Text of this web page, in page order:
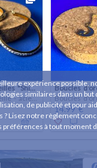
Boucles d'oreilles "Shine"
Boucles d'oreille - acier inoxydable
14.99 €
expérience possible,
similaires dans un
de publicité et pour
? Lisez notre règlement
préférences à tout moment